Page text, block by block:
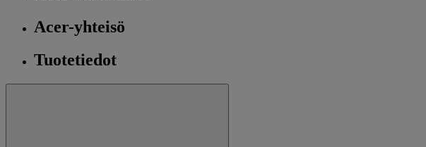
Acer-yhteisö
Tuotetiedot